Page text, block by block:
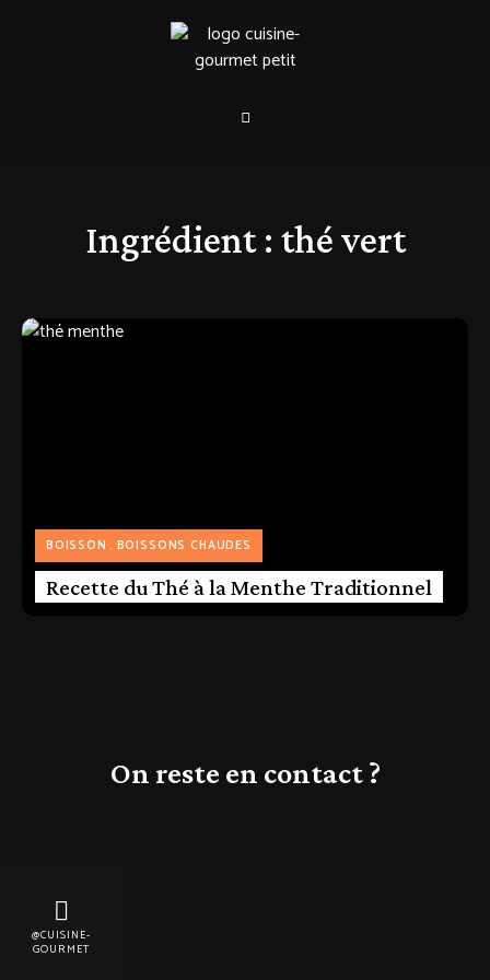
Ingrédient : thé vert
BOISSON BOISSONS CHAUDES
Recette du Thé à la Menthe Traditionnel
On reste en contact ?
@CUISINE-
GOURMET